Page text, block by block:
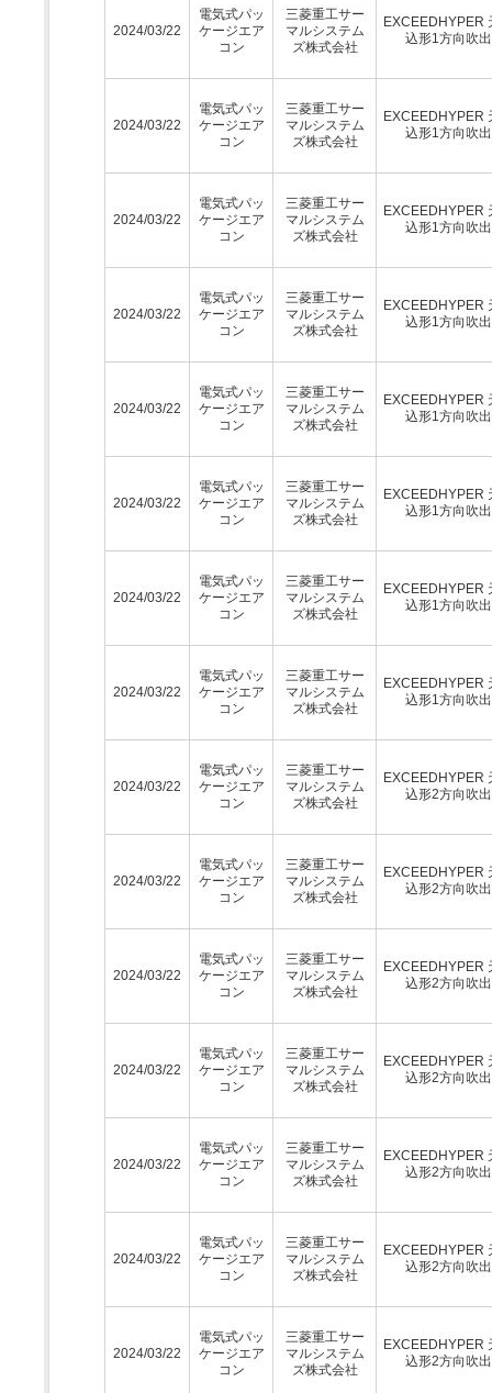
2024/03/22
電気式パッ
ケージエア
コン
三菱重工サー
マルシステム
ズ株式会社
EXCEEDHYPER
込形1方向吹
2024/03/22
電気式パッ
ケージエア
コン
三菱重工サー
マルシステム
ズ株式会社
EXCEEDHYPER
込形1方向吹
2024/03/22
電気式パッ
ケージエア
コン
三菱重工サー
マルシステム
ズ株式会社
EXCEEDHYPER
込形1方向吹
2024/03/22
電気式パッ
ケージエア
コン
三菱重工サー
マルシステム
ズ株式会社
EXCEEDHYPER
込形1方向吹
2024/03/22
電気式パッ
ケージエア
コン
三菱重工サー
マルシステム
ズ株式会社
EXCEEDHYPER
込形1方向吹
2024/03/22
電気式パッ
ケージエア
コン
三菱重工サー
マルシステム
ズ株式会社
EXCEEDHYPER
込形1方向吹
2024/03/22
電気式パッ
ケージエア
コン
三菱重工サー
マルシステム
ズ株式会社
EXCEEDHYPER
込形1方向吹
2024/03/22
電気式パッ
ケージエア
コン
三菱重工サー
マルシステム
ズ株式会社
EXCEEDHYPER
込形1方向吹
2024/03/22
電気式パッ
ケージエア
コン
三菱重工サー
マルシステム
ズ株式会社
EXCEEDHYPER
込形2方向吹
2024/03/22
電気式パッ
ケージエア
コン
三菱重工サー
マルシステム
ズ株式会社
EXCEEDHYPER
込形2方向吹
2024/03/22
電気式パッ
ケージエア
コン
三菱重工サー
マルシステム
ズ株式会社
EXCEEDHYPER
込形2方向吹
2024/03/22
電気式パッ
ケージエア
コン
三菱重工サー
マルシステム
ズ株式会社
EXCEEDHYPER
込形2方向吹
2024/03/22
電気式パッ
ケージエア
コン
三菱重工サー
マルシステム
ズ株式会社
EXCEEDHYPER
込形2方向吹
2024/03/22
電気式パッ
ケージエア
コン
三菱重工サー
マルシステム
ズ株式会社
EXCEEDHYPER
込形2方向吹
2024/03/22
電気式パッ
ケージエア
コン
三菱重工サー
マルシステム
ズ株式会社
EXCEEDHYPER
込形2方向吹